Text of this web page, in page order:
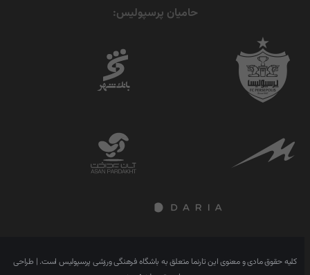
حامیان پرسپولیس:
کلیه حقوق مادی و معنوی این تارنما متعلق به باشگاه فرهنگی ورزشی پرسپولیس است. | طراحی